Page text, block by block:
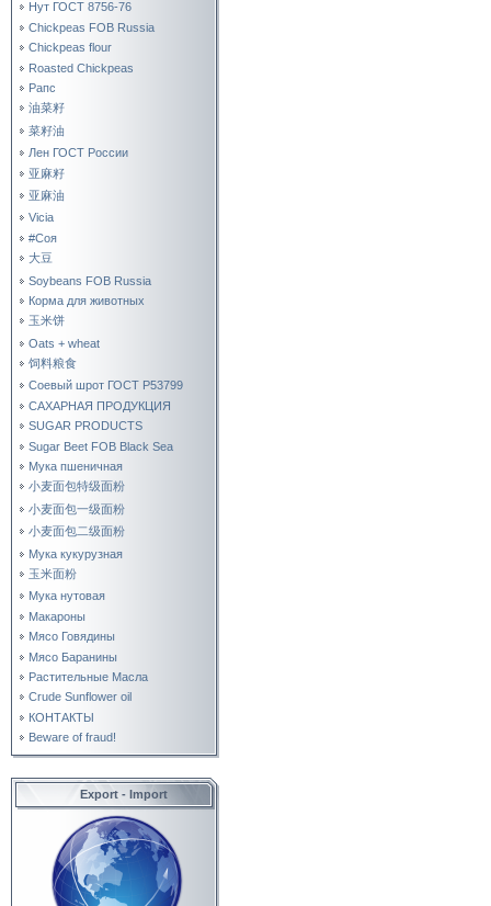
Нут ГОСТ 8756-76
Chickpeas FOB Russia
Chickpeas flour
Roasted Chickpeas
Рапс
油菜籽
菜籽油
Лен ГОСТ России
亚麻籽
亚麻油
Vicia
#Соя
大豆
Soybeans FOB Russia
Корма для животных
玉米饼
Oats + wheat
饲料粮食
Соевый шрот ГОСТ Р53799
САХАРНАЯ ПРОДУКЦИЯ
SUGAR PRODUCTS
Sugar Beet FOB Black Sea
Мука пшеничная
小麦面包特级面粉
小麦面包一级面粉
小麦面包二级面粉
Мука кукурузная
玉米面粉
Мука нутовая
Макароны
Мясо Говядины
Мясо Баранины
Растительные Масла
Crude Sunflower oil
КОНТАКТЫ
Beware of fraud!
Export - Import